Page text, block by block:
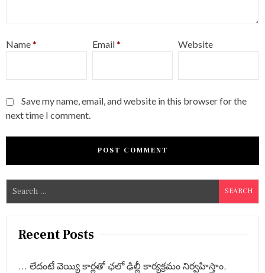
Name* Email* Website
Save my name, email, and website in this browser for the
next time I comment.
a
Recent Posts
… లేదంటే వెయ్యి కార్లతో ఛలో ఢిల్లీ కార్యక్రమం నిర్వహిస్తాం,